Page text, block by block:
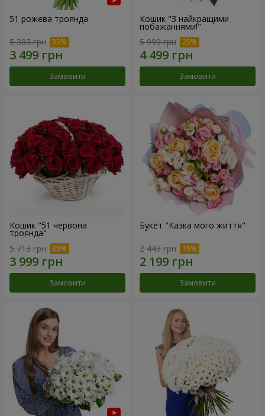
51 рожева троянда
5 383 грн
Замовити
Кошик "З найкращими
побажаннями!"
5 999 грн
Замовити
Кошик "51 червона
троянда"
5 713 грн
Замовити
Букет "Казка мого життя"
2 443 грн
Замовити